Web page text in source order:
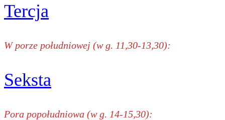
Tercja
W porze południowej (w g. 11,30-13,30):
Seksta
Pora popołudniowa (w g. 14-15,30):